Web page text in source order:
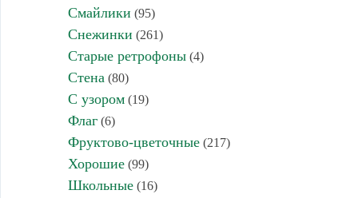
Смайлики (95)
Снежинки (261)
Старые ретрофоны(4)
Стена (80)
С узором(19)
Флаг(6)
Фруктово-цветочные(217)
Хорошие(99)
Школьные(16)